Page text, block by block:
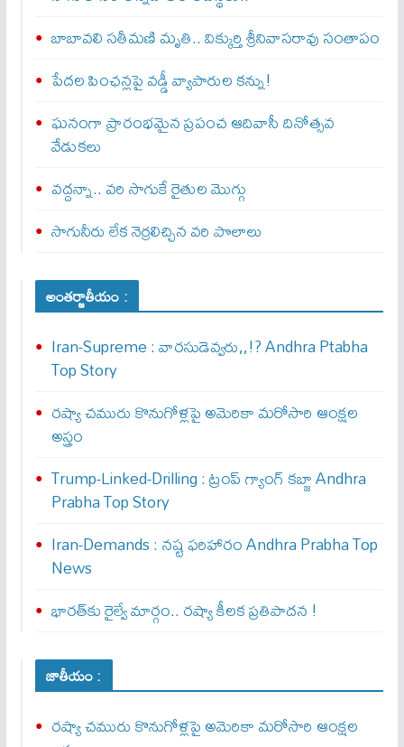
బాబావలి సతీమణి మృతి.. విక్కుర్తి శ్రీనివాసరావు సంతాపం
పేదల పింఛన్లపై వడ్డీ వ్యాపారుల కన్ను!
ఘనంగా ప్రారంభమైన ప్రపంచ ఆదివాసీ దినోత్సవ
వేడుకలు
వద్దన్నా.. వరి సాగుకే రైతుల మొగ్గు
సాగునీరు లేక నెర్రలిచ్చిన వరి పొలాలు
అంతర్జాతీయం :
Iran-Supreme : వార‌సుడెవ్వ‌రు,,!? Andhra Ptabha
Top Story
రష్యా చమురు కొనుగోళ్లపై అమెరికా మరోసారి ఆంక్షల
అస్త్రం
Trump-Linked-Drilling : ట్రంప్ గ్యాంగ్ క‌బ్జా Andhra
Prabha Top Story
Iran-Demands : న‌ష్ట ఫ‌రిహారం Andhra Prabha Top
News
భారత్‌కు రైల్వే మార్గం.. రష్యా కీలక ప్రతిపాదన !
జాతీయం :
రష్యా చమురు కొనుగోళ్లపై అమెరికా మరోసారి ఆంక్షల